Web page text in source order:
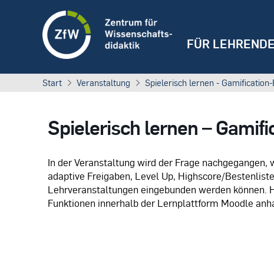
FÜR LEHRENDE
Start Veranstaltung Spielerisch lernen -
Spielerisch lernen –
I​n der Veranstaltung wird der Frage
adaptive Freigaben, Level Up, Highscore/
Lehrveranstaltungen eingebunden werden
Funktionen innerhalb der Lernplattform Moodle